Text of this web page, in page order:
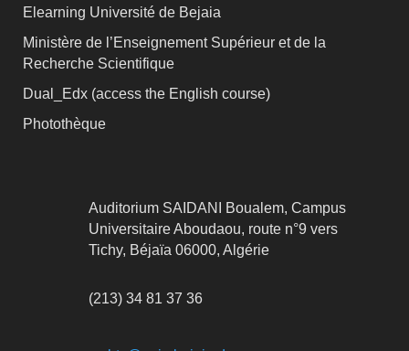
Elearning Université de Bejaia
Ministère de l’Enseignement Supérieur et de la
Recherche Scientifique
Dual_Edx (access the English course)
Photothèque
Auditorium SAIDANI Boualem, Campus
Universitaire Aboudaou, route n°9 vers
Tichy, Béjaïa 06000, Algérie
(213) 34 81 37 36